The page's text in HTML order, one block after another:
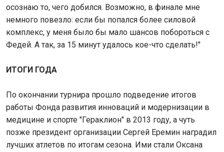
осознаю то, чего добился. Возможно, в финале мне
немного повезло: если бы попался более силовой
комплекс, у меня было бы мало шансов побороться с
Федей. А так, за 15 минут удалось кое-что сделать!"
ИТОГИ ГОДА
По окончании турнира прошло подведение итогов
работы Фонда развития инноваций и модернизации в
медицине и спорте "Гераклион" в 2013 году, а чуть
позже президент организации Сергей Еремин наградил
лучших атлетов по итогам сезона. Ими стали Оксана